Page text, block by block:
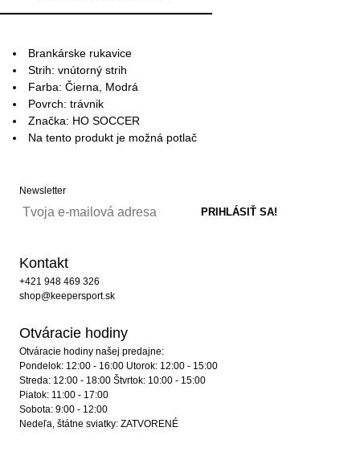
Brankárske rukavice
Strih: vnútorný strih
Farba: Čierna, Modrá
Povrch: trávnik
Značka: HO SOCCER
Na tento produkt je možná potlač
Newsletter
Kontakt
+421 948 469 326
shop@keepersport.sk
Otváracie hodiny
Otváracie hodiny našej predajne:
Pondelok: 12:00 - 16:00 Utorok: 12:00 - 15:00
Streda: 12:00 - 18:00 Štvrtok: 10:00 - 15:00
Piatok: 11:00 - 17:00
Sobota: 9:00 - 12:00
Nedeľa, štátne sviatky: ZATVORENÉ